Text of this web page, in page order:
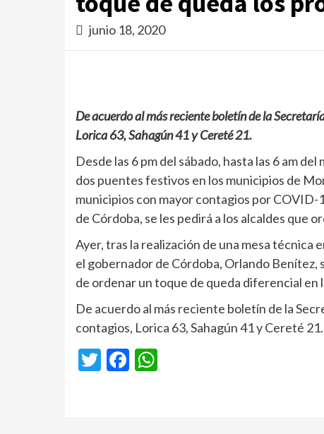
junio 18, 2020
De acuerdo al más reciente boletín de la
Lorica 63, Sahagún 41 y Cereté 21.
Desde las 6 pm del sábado, hasta las 6 am
dos puentes festivos en los municipios de
municipios con mayor contagios por
de Córdoba, se les pedirá a los alcaldes que
Ayer, tras la realización de una mesa técnica
el gobernador de Córdoba, Orlando Benítez,
de ordenar un toque de queda diferencial
De acuerdo al más reciente boletín de la
contagios, Lorica 63, Sahagún 41 y Cereté 21.
TwitterFacebook